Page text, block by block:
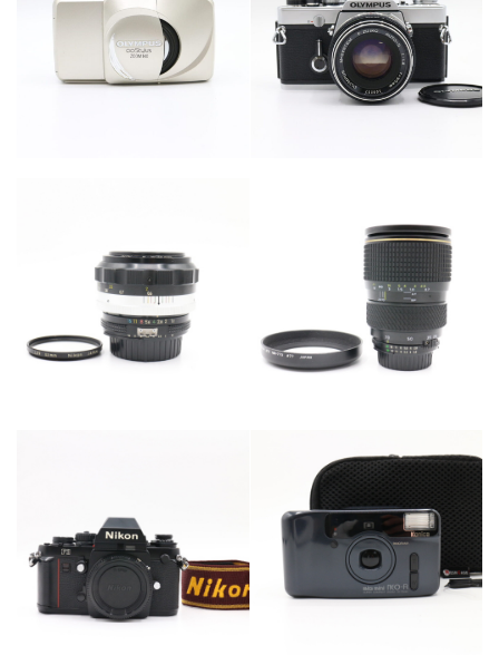
カメラ・レンズ カテゴリー カメラ・レンズ
カテゴリー カメラ・レンズ
カメラ・レンズ
カテゴリー カメラ・レンズ カメラ・レンズ